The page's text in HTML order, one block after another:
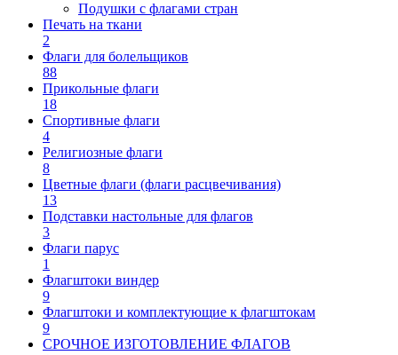
Подушки с флагами стран
Печать на ткани
2
Флаги для болельщиков
88
Прикольные флаги
18
Спортивные флаги
4
Религиозные флаги
8
Цветные флаги (флаги расцвечивания)
13
Подставки настольные для флагов
3
Флаги парус
1
Флагштоки виндер
9
Флагштоки и комплектующие к флагштокам
9
СРОЧНОЕ ИЗГОТОВЛЕНИЕ ФЛАГОВ